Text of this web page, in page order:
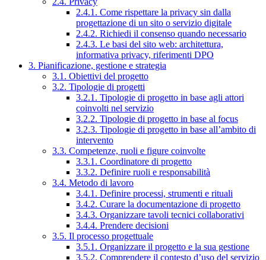
2.4.1. Come rispettare la privacy sin dalla
progettazione di un sito o servizio digitale
2.4.2. Richiedi il consenso quando necessario
2.4.3. Le basi del sito web: architettura,
informativa privacy, riferimenti DPO
3. Pianificazione, gestione e strategia
3.1. Obiettivi del progetto
3.2. Tipologie di progetti
3.2.1. Tipologie di progetto in base agli attori
coinvolti nel servizio
3.2.2. Tipologie di progetto in base al focus
3.2.3. Tipologie di progetto in base all’ambito di
intervento
3.3. Competenze, ruoli e figure coinvolte
3.3.1. Coordinatore di progetto
3.3.2. Definire ruoli e responsabilità
3.4. Metodo di lavoro
3.4.1. Definire processi, strumenti e rituali
3.4.2. Curare la documentazione di progetto
3.4.3. Organizzare tavoli tecnici collaborativi
3.4.4. Prendere decisioni
3.5. Il processo progettuale
3.5.1. Organizzare il progetto e la sua gestione
3.5.2. Comprendere il contesto d’uso del servizio